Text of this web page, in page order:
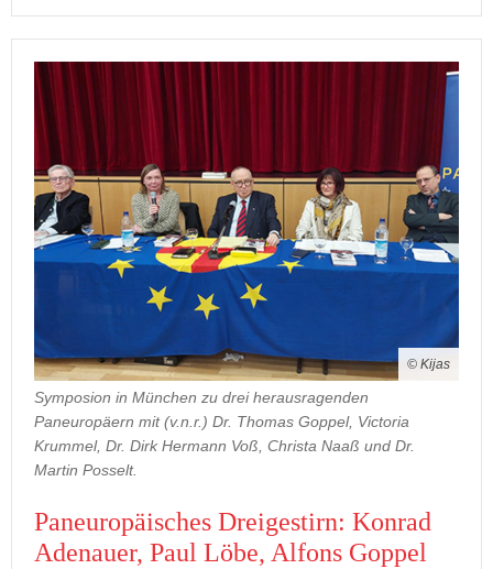
© Kijas
Symposion in München zu drei herausragenden
Paneuropäern mit (v.n.r.) Dr. Thomas Goppel, Victoria
Krummel, Dr. Dirk Hermann Voß, Christa Naaß und Dr.
Martin Posselt.
Pan­eu­ro­päi­sches Drei­ge­stirn: Kon­rad
Ade­nau­er, Paul Löbe, Al­fons Gop­pel